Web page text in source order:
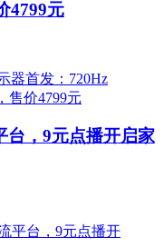
4799元
台，9元点播开启家